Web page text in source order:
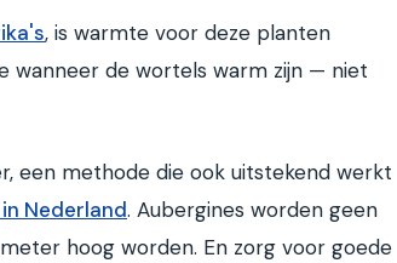
, is warmte voor deze planten
wanneer de wortels warm zijn — niet
een methode die ook uitstekend werkt
Nederland. Aubergines worden geen
hoog worden. En zorg voor goede